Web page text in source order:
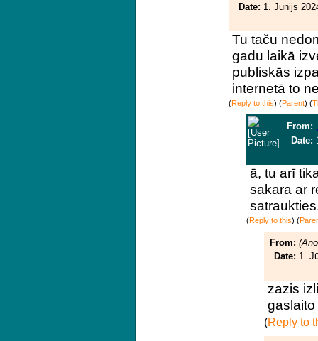
Date: 1. Jūnijs
Tu taču
gadu laikā
publiskās
internetā to
(Reply to this) (Parent) (
From:
Date:
ā, tu arī
sakara ar
(Reply to this) (
From:
Date: 1.
zazis
(Reply to